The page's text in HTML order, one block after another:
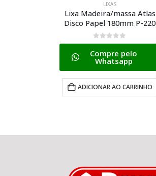
LIXAS
Lixa Madeira/massa Atlas
Disco Papel 180mm P-220
0de 5
Compre pelo
Whatsapp
ADICIONAR AO CARRINHO